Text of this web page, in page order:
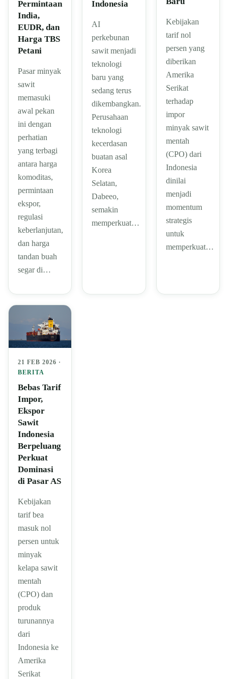
Permintaan
India,
EUDR, dan
Harga TBS
Petani
Pasar minyak
sawit
memasuki
awal pekan
ini dengan
perhatian
yang terbagi
antara harga
komoditas,
permintaan
ekspor,
regulasi
keberlanjutan,
dan harga
tandan buah
segar di…
Indonesia
AI
perkebunan
sawit menjadi
teknologi
baru yang
sedang terus
dikembangkan.
Perusahaan
teknologi
kecerdasan
buatan asal
Korea
Selatan,
Dabeeo,
semakin
memperkuat…
Kebijakan
tarif nol
persen yang
diberikan
Amerika
Serikat
terhadap
impor
minyak sawit
mentah
(CPO) dari
Indonesia
dinilai
menjadi
momentum
strategis
untuk
memperkuat…
21 FEB 2026 ·
BERITA
Bebas Tarif
Impor,
Ekspor
Sawit
Indonesia
Berpeluang
Perkuat
Dominasi
di Pasar AS
Kebijakan
tarif bea
masuk nol
persen untuk
minyak
kelapa sawit
mentah
(CPO) dan
produk
turunannya
dari
Indonesia ke
Amerika
Serikat